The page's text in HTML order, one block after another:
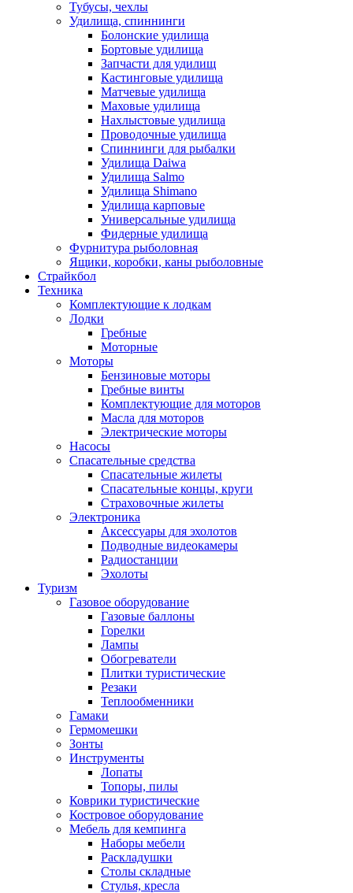
Тубусы, чехлы
Удилища, спиннинги
Болонские удилища
Бортовые удилища
Запчасти для удилищ
Кастинговые удилища
Матчевые удилища
Маховые удилища
Нахлыстовые удилища
Проводочные удилища
Спиннинги для рыбалки
Удилища Daiwa
Удилища Salmo
Удилища Shimano
Удилища карповые
Универсальные удилища
Фидерные удилища
Фурнитура рыболовная
Ящики, коробки, каны рыболовные
Страйкбол
Техника
Комплектующие к лодкам
Лодки
Гребные
Моторные
Моторы
Бензиновые моторы
Гребные винты
Комплектующие для моторов
Масла для моторов
Электрические моторы
Насосы
Спасательные средства
Спасательные жилеты
Спасательные концы, круги
Страховочные жилеты
Электроника
Аксессуары для эхолотов
Подводные видеокамеры
Радиостанции
Эхолоты
Туризм
Газовое оборудование
Газовые баллоны
Горелки
Лампы
Обогреватели
Плитки туристические
Резаки
Теплообменники
Гамаки
Гермомешки
Зонты
Инструменты
Лопаты
Топоры, пилы
Коврики туристические
Костровое оборудование
Мебель для кемпинга
Наборы мебели
Раскладушки
Столы складные
Стулья, кресла